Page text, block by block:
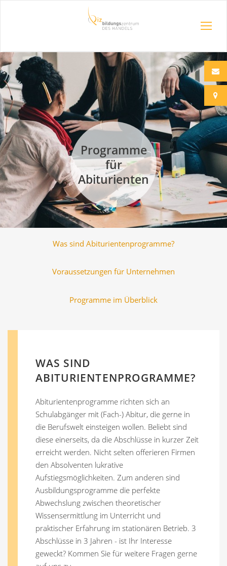
Programme
für
Abiturienten
Was sind Abiturientenprogramme?
Voraussetzungen für Unternehmen
Programme im Überblick
WAS SIND
ABITURIENTENPROGRAMME?
Abiturientenprogramme richten sich an
Schulabgänger mit (Fach-) Abitur, die gerne in
die Berufswelt einsteigen wollen. Beliebt sind
diese einerseits, da die Abschlüsse in kurzer Zeit
erreicht werden. Nicht selten offerieren Firmen
den Absolventen lukrative
Aufstiegsmöglichkeiten. Zum anderen sind
Ausbildungsprogramme die perfekte
Abwechslung zwischen theoretischer
Wissensermittlung im Unterricht und
praktischer Erfahrung im stationären Betrieb. 3
Abschlüsse in 3 Jahren - ist Ihr Interesse
geweckt? Kommen Sie für weitere Fragen gerne